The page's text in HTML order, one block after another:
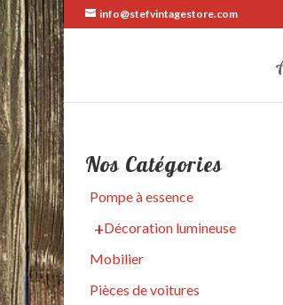
info@stefvintagestore.com
Nos Catégories
Pompe à essence
Décoration lumineuse
Mobilier
Pièces de voitures